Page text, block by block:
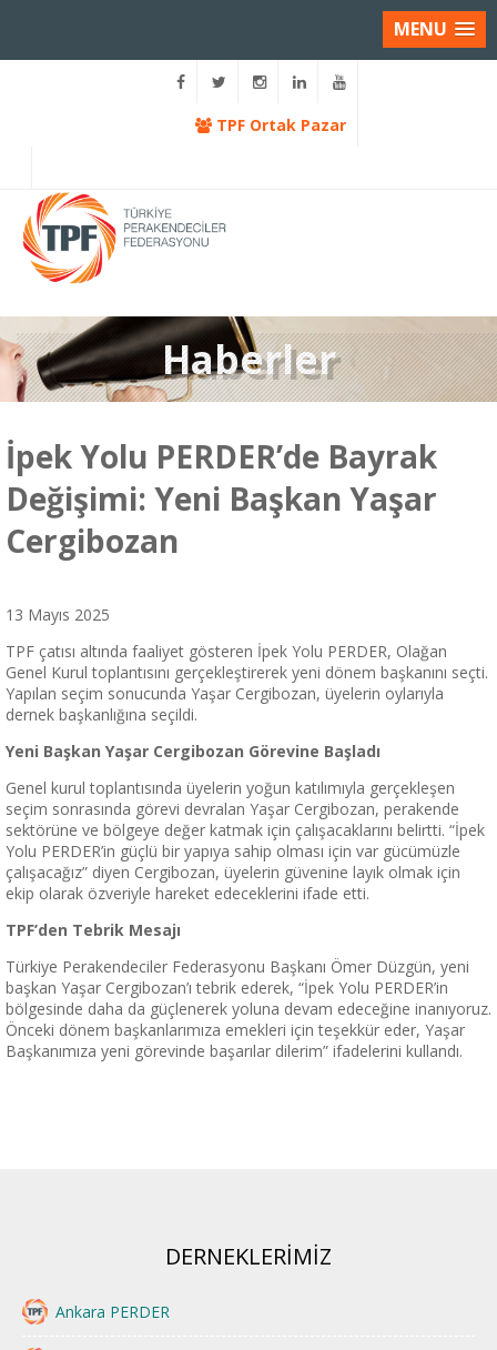
MENU
TPF Ortak Pazar
Haberler
İpek Yolu PERDER’de Bayrak
Değişimi: Yeni Başkan Yaşar
Cergibozan
13 Mayıs 2025
TPF çatısı altında faaliyet gösteren İpek Yolu PERDER, Olağan
Genel Kurul toplantısını gerçekleştirerek yeni dönem başkanını seçti.
Yapılan seçim sonucunda Yaşar Cergibozan, üyelerin oylarıyla
dernek başkanlığına seçildi.
Yeni Başkan Yaşar Cergibozan Görevine Başladı
Genel kurul toplantısında üyelerin yoğun katılımıyla gerçekleşen
seçim sonrasında görevi devralan Yaşar Cergibozan, perakende
sektörüne ve bölgeye değer katmak için çalışacaklarını belirtti. “İpek
Yolu PERDER’in güçlü bir yapıya sahip olması için var gücümüzle
çalışacağız” diyen Cergibozan, üyelerin güvenine layık olmak için
ekip olarak özveriyle hareket edeceklerini ifade etti.
TPF’den Tebrik Mesajı
Türkiye Perakendeciler Federasyonu Başkanı Ömer Düzgün, yeni
başkan Yaşar Cergibozan’ı tebrik ederek, “İpek Yolu PERDER’in
bölgesinde daha da güçlenerek yoluna devam edeceğine inanıyoruz.
Önceki dönem başkanlarımıza emekleri için teşekkür eder, Yaşar
Başkanımıza yeni görevinde başarılar dilerim” ifadelerini kullandı.
DERNEKLERİMİZ
Ankara PERDER